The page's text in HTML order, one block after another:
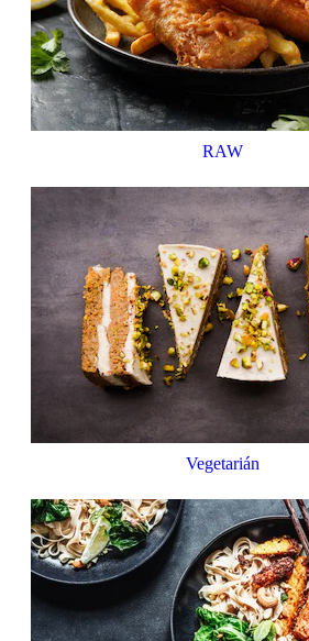
RAW
Vegetarián